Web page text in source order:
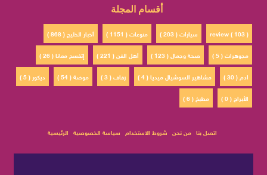
أقسام المجلة
أخبار الخليج ( 868 ) منوعات ( 1151 ) سيارات ( 203 )
review ( 103 )
إتفسح معانا ( 26 )
أهل الفن ( 221 ) صحة وجمال ( 123 )
مجوهرات ( 5 )
ديكور ( 5 )
موضة ( 54 ) زفاف ( 3 ) مشاهير السوشيال ميديا ( 4 )
ادم ( 30 )
مطبخ ( 6 )
الأبراج ( 0 )
الرئيسية سياسة الخصوصية شروط الاستخدام من نحن اتصل بنا